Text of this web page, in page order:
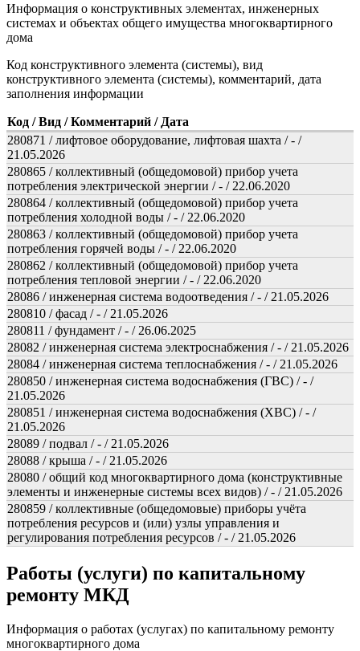
Информация о конструктивных элементах, инженерных
системах и объектах общего имущества многоквартирного
дома
Код конструктивного элемента (системы), вид
конструктивного элемента (системы), комментарий, дата
заполнения информации
Код / Вид / Комментарий / Дата
280871 / лифтовое оборудование, лифтовая шахта / - /
21.05.2026
280865 / коллективный (общедомовой) прибор учета
потребления электрической энергии / - / 22.06.2020
280864 / коллективный (общедомовой) прибор учета
потребления холодной воды / - / 22.06.2020
280863 / коллективный (общедомовой) прибор учета
потребления горячей воды / - / 22.06.2020
280862 / коллективный (общедомовой) прибор учета
потребления тепловой энергии / - / 22.06.2020
28086 / инженерная система водоотведения / - / 21.05.2026
280810 / фасад / - / 21.05.2026
280811 / фундамент / - / 26.06.2025
28082 / инженерная система электроснабжения / - / 21.05.2026
28084 / инженерная система теплоснабжения / - / 21.05.2026
280850 / инженерная система водоснабжения (ГВС) / - /
21.05.2026
280851 / инженерная система водоснабжения (ХВС) / - /
21.05.2026
28089 / подвал / - / 21.05.2026
28088 / крыша / - / 21.05.2026
28080 / общий код многоквартирного дома (конструктивные
элементы и инженерные системы всех видов) / - / 21.05.2026
280859 / коллективные (общедомовые) приборы учёта
потребления ресурсов и (или) узлы управления и
регулирования потребления ресурсов / - / 21.05.2026
Работы (услуги) по капитальному
ремонту МКД
Информация о работах (услугах) по капитальному ремонту
многоквартирного дома